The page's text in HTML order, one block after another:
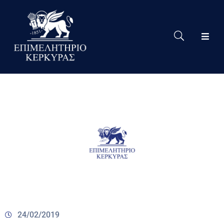
Το
Eπιμελητήριο
24/02/2019